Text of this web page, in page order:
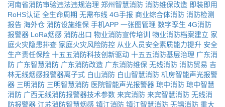
河南省消防审验违法违规治理 郑州智慧消防 消防维保改造 即装即用
RoHS认证 全生命周期 无需布线 4G手报 商业综合体消防 消防检测
报告 海外仓 消防设施维保 手机APP 一张图管理 数字孪生 4G消防
报警器 LoRa烟感 消防出口 物业消防宣传培训 物业消防档案建立 家
庭火灾隐患排查 家庭火灾风险防控 从业人员安全素质能力提升 安全
生产责任保险 十五五消防科技创新驱动 十五五消防基层治理 广东消
防 广东智慧消防 广东消防改造 广东消防维保 无线消防 消防贸易 吉
林无线烟感报警器离子式 白山消防 白山智慧消防 机房智能声光报警
器 三明消防 三明智慧消防 医院智能声光报警器 琼中消防 琼中智慧
消防 广西无线消防报警器技术参数 来宾消防 来宾智慧消防 无线消
防报警器 江苏消防智慧烟感 镇江消防 镇江智慧消防 无锡消防 重大